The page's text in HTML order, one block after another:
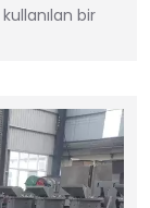
bir